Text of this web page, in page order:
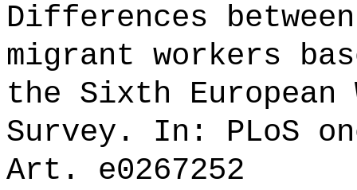
Differences
migrant workers
the Sixth European
Survey. In: PLoS
Art. e0267252